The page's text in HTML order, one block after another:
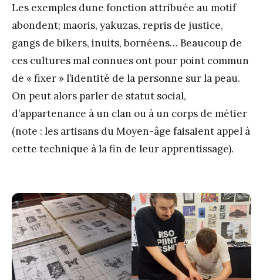
Les exemples dune fonction attribuée au motif
abondent; maoris, yakuzas, repris de justice,
gangs de bikers, inuits, bornéens… Beaucoup de
ces cultures mal connues ont pour point commun
de « fixer » l’identité de la personne sur la peau.
On peut alors parler de statut social,
d’appartenance à un clan ou à un corps de métier
(note : les artisans du Moyen-âge faisaient appel à
cette technique à la fin de leur apprentissage).